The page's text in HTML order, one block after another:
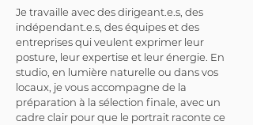
Je travaille avec des dirigeant.e.s, des
indépendant.e.s, des équipes et des
entreprises qui veulent exprimer leur
posture, leur expertise et leur énergie. En
studio, en lumière naturelle ou dans vos
locaux, je vous accompagne de la
préparation à la sélection finale, avec un
cadre clair pour que le portrait raconte ce